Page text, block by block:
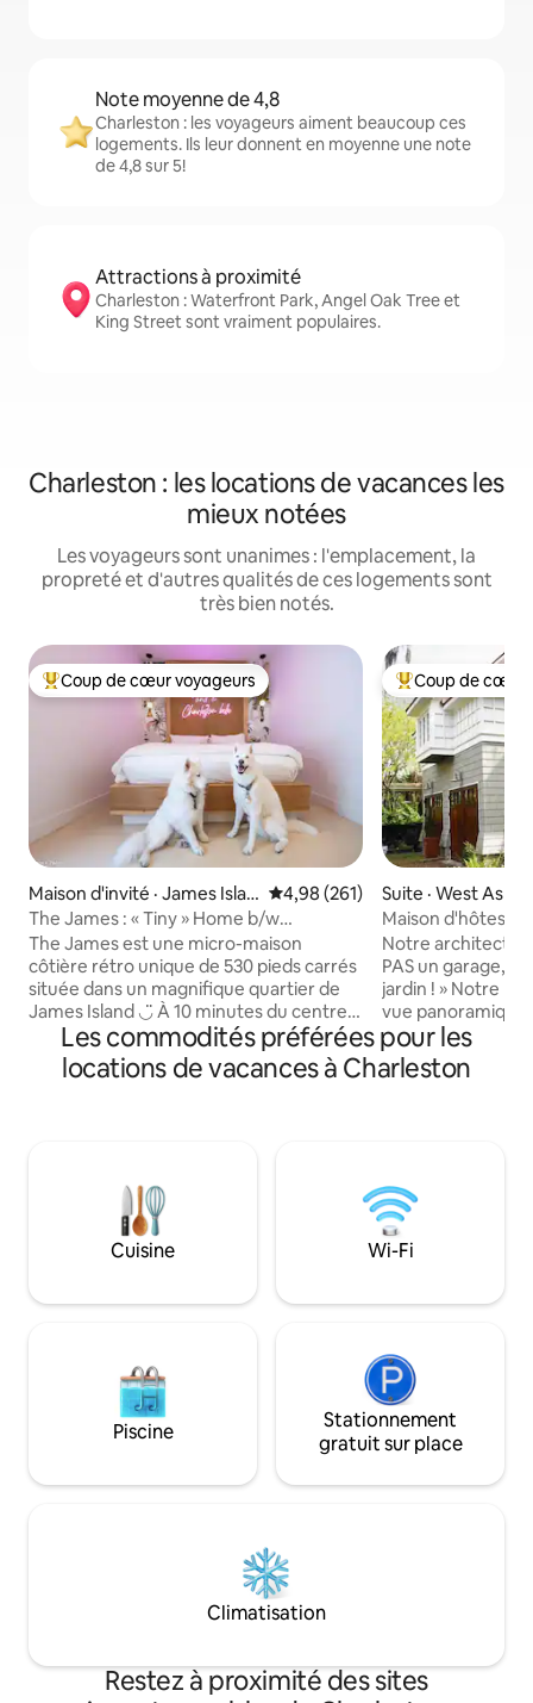
Note moyenne de 4,8
Charleston : les voyageurs aiment beaucoup ces
logements. Ils leur donnent en moyenne une note
de 4,8 sur 5!
Attractions à proximité
Charleston : Waterfront Park, Angel Oak Tree et
King Street sont vraiment populaires.
Charleston : les locations de vacances les
mieux notées
Les voyageurs sont unanimes : l'emplacement, la
propreté et d'autres qualités de ces logements sont
très bien notés.
Coup de cœur voyageurs parmi les plus aimés
Coup de cœur voyageurs
Maison d'invité · James Islan
d
Note moyenne de 4,98 sur 5,
4,98 (261)
The James : « Tiny » Home b/w
Downtown et Folly
The James est une micro-maison
côtière rétro unique de 530 pieds carrés
située dans un magnifique quartier de
James Island ◡̈ À 10 minutes du centre-
ville de Charleston À 12 minutes de Folly
Beach À distance de marche des
restaurants The James peut accueillir
douche extérieure et une baignoire à
pattes de lion! The James est idéal pour
les voyageurs en solo, les couples, les
familles, les personnes qui voyagent
mobilité réduite et les groupes d'amis.
Coup de cœur
Coup de cœur
Suite · West
Maison d'hôtes
Notre architecte
PAS un garage,
jardin ! » Notre
vue panoramique
couvert de roses
marais et le
nous avons
idées créatives. C'est rapidement
devenu le Taj Garage. Nous
décidé que
de propriété que
décidé de la
Les commodités préférées pour les
locations de vacances à Charleston
Cuisine Wi-Fi
Piscine
Stationnement
gratuit sur place
Climatisation
Restez à proximité des sites